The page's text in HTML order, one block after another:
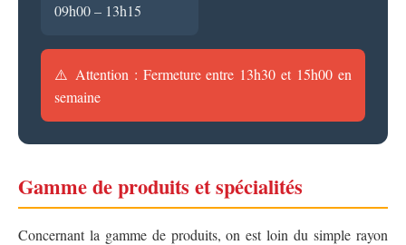
09h00 – 13h15
⚠️ Attention : Fermeture entre 13h30 et 15h00 en
semaine
Gamme de produits et spécialités
Concernant la gamme de produits, on est loin du simple rayon